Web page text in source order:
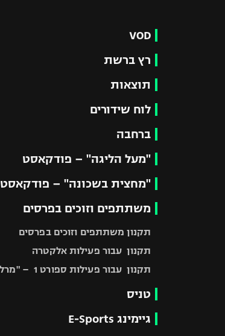
VOD
רץ ברשת
תוצאות
לוח שידורים
ברחבה
"מעל הליגה" – פודקאסט
"מחצית בשכונה" – פודקאסט
משתתפים וזוכים בפרסים
תקנון משתתפים וזוכים בפרסים
תקנון עבור פעילות אלקטרה
תקנון עבור פעילות ספורט 1 – "מרלן"
טניס
גיימינג E-Sports